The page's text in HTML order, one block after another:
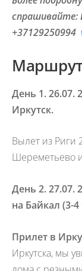
спрашивайте:
+37129250994
День 1. 26.07.
Иркутск.
Вылет из Риги
Шереметьево
День 2. 27.07.
на Байкал (3-4
Прилет в
Иркутска, мы